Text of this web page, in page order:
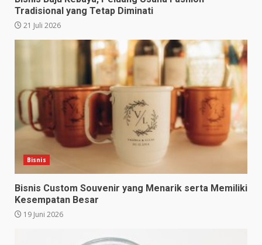
Tradisional yang Tetap Diminati
21 Juli 2026
Bisnis
Bisnis Custom Souvenir yang Menarik serta Memiliki
Kesempatan Besar
19 Juni 2026